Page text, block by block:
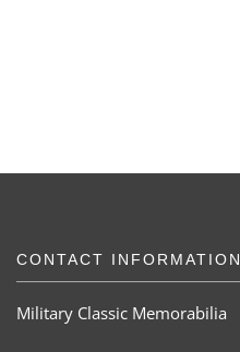
CONTACT INFORMATION
Military Classic Memorabilia